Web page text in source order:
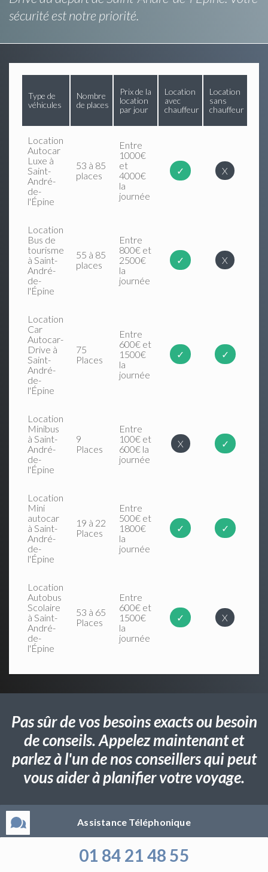
sécurité est notre priorité.
Type de
véhicules
Nombre
de places
Prix de la
location
par jour
Location
avec
chauffeur
Location
sans
chauffeur
Location
Autocar
Luxe à
Saint-
André-
de-
l'Épine
53 à 85
places
Entre
1000€
et
4000€
la
journée
✓ X
Location
Bus de
tourisme
à Saint-
André-
de-
l'Épine
55 à 85
places
Entre
800€ et
2500€
la
journée
✓ X
Location
Car
Autocar-
Drive à
Saint-
André-
de-
l'Épine
75
Places
Entre
600€ et
1500€
la
journée
✓ ✓
Location
Minibus
à Saint-
André-
de-
l'Épine
9
Places
Entre
100€ et
600€ la
journée
X ✓
Location
Mini
autocar
à Saint-
André-
de-
l'Épine
19 à 22
Places
Entre
500€ et
1800€
la
journée
✓ ✓
Location
Autobus
Scolaire
à Saint-
André-
de-
l'Épine
53 à 65
Places
Entre
600€ et
1500€
la
journée
✓ X
Pas sûr de vos besoins exacts ou besoin
de conseils. Appelez maintenant et
parlez à l'un de nos conseillers qui peut
vous aider à planifier votre voyage.
Assistance Téléphonique
01 84 21 48 55